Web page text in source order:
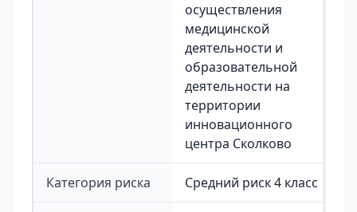
осуществления
медицинской
деятельности и
образовательной
деятельности на
территории
инновационного
центра Сколково
Категория риска Средний риск 4 класс